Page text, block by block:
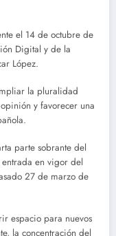
el 14 de octubre de
Digital y de la
López.
la pluralidad
y favorecer una
parte sobrante del
en vigor del
27 de marzo de
espacio para nuevos
la concentración del